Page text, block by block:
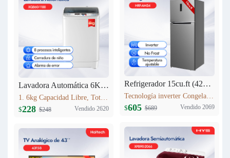
Lavadora Automática 6KG XQB60-1188
1. 6kg Capacidad Libre, Totalmente automático 6kg 2. 8 procesos inteligentes 3. Cerradura de niño 4. Alarma de error 5. Peso neto: 23kg 6. Dimensiones del producto:525mm*520mm*865mm
$228 $248 Vendido 2620
Refrigerador 15cu.ft (420L) Inverter HRF-AM54
Tecnología inverter Congelación: 95L Refrigeración: 325L Dimensión: W710 x D685 x H1780(mm) Peso neto/bruto: 69 KG/76 KG
$605 $689 Vendido 2069